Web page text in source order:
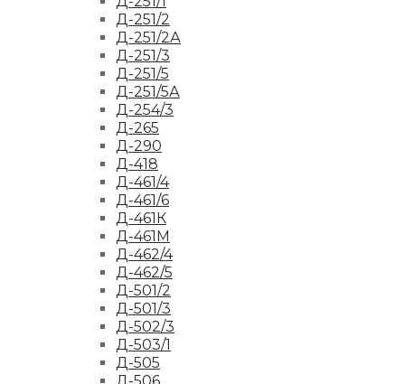
Д-251/2
Д-251/2А
Д-251/3
Д-251/5
Д-251/5А
Д-254/3
Д-265
Д-290
Д-418
Д-461/4
Д-461/6
Д-461К
Д-461М
Д-462/4
Д-462/5
Д-501/2
Д-501/3
Д-502/3
Д-503/1
Д-505